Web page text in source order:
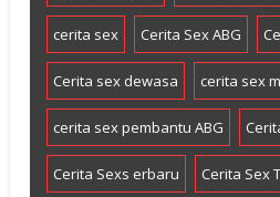
cerita sex Cerita Sex ABG
Cerita sex dewasa cerita sex
cerita sex pembantu ABG
Cerita Sexs erbaru Cerita Sex